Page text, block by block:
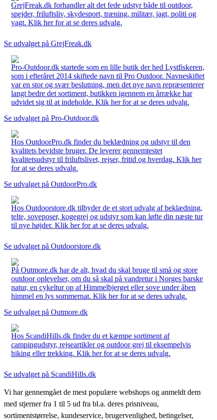
GrejFreak.dk forhandler alt det fede udstyr både til outdoor,
spejder, friluftsliv, skydesport, træning, militær, jagt, politi og
vagt. Klik her for at se deres udvalg.
Se udvalget på GrejFreak.dk
Pro-Outdoor.dk startede som en lille butik der hed Lystfiskeren,
som i efteråret 2014 skiftede navn til Pro Outdoor. Navneskiftet
var en stor og svær beslutning, men det nye navn repræsenterer
langt bedre det sortiment, butikken igennem en årrække har
udvidet sig til at indeholde. Klik her for at se deres udvalg.
Se udvalget på Pro-Outdoor.dk
Hos OutdoorPro.dk finder du beklædning og udstyr til den
kvalitets bevidste bruger. De leverer gennemtestet
kvalitetsudstyr til friluftslivet, rejser, fritid og hverdag. Klik her
for at se deres udvalg.
Se udvalget på OutdoorPro.dk
Hos Outdoorstore.dk tilbyder de et stort udvalg af beklædning,
telte, soveposer, kogegrej og udstyr som kan løfte din næste tur
til nye højder. Klik her for at se deres udvalg.
Se udvalget på Outdoorstore.dk
På Outmore.dk har de alt, hvad du skal bruge til små og store
outdoor oplevelser, om du så skal på vandretur i Norges barske
natur, en cykeltur op af Himmelbjerget eller sove under åben
himmel en lys sommernat. Klik her for at se deres udvalg.
Se udvalget på Outmore.dk
Hos ScandiHills.dk finder du et kæmpe sortiment af
campingudstyr, rejseartikler og outdoor grej til eksempelvis
hiking eller trekking. Klik her for at se deres udvalg.
Se udvalget på ScandiHills.dk
Vi har gennemgået de mest populære webshops og anmeldt dem
med stjerner fra 1 til 5 ud fra bl.a. deres prisniveau,
sortimentstørrelse, kundeservice, brugervenlighed, betingelser,